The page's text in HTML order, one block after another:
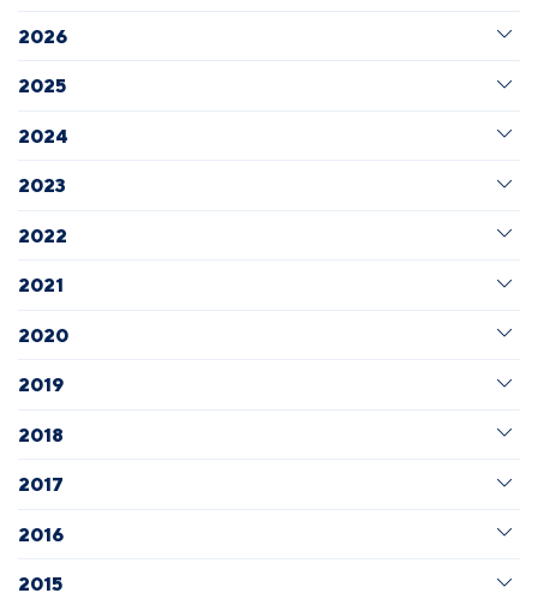
2026
2025
2024
2023
2022
2021
2020
2019
2018
2017
2016
2015